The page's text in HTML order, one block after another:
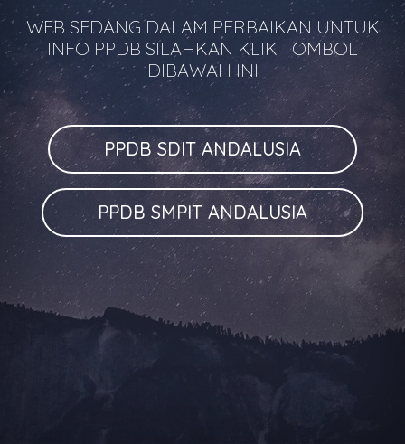
WEB SEDANG DALAM PERBAIKAN UNTUK
INFO PPDB SILAHKAN KLIK TOMBOL
DIBAWAH INI
PPDB SDIT ANDALUSIA
PPDB SMPIT ANDALUSIA